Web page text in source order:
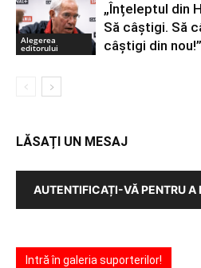
Alegerea
editorului
„Înțeleptul din
Să câștigi. Să
câștigi din nou!”
LĂSAȚI UN MESAJ
AUTENTIFICAȚI-VĂ PENTRU A
Intră în galeria suporterilor!